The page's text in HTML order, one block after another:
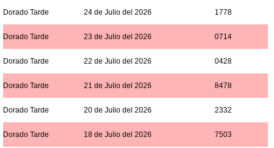
Dorado Tarde 24 de Julio del 2026 1778
Dorado Tarde 23 de Julio del 2026 0714
Dorado Tarde 22 de Julio del 2026 0428
Dorado Tarde 21 de Julio del 2026 8478
Dorado Tarde 20 de Julio del 2026 2332
Dorado Tarde 18 de Julio del 2026 7503